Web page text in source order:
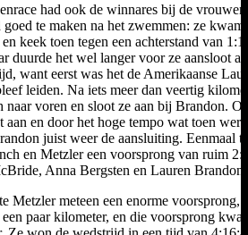
had ook de winnares bij de
te maken na het zwemmen: ze kwam
keek toen tegen een achterstand van
duurde het wel langer voor ze aansloot
want eerst was het de Amerikaanse
leiden. Na iets meer dan veertig
naar voren en sloot ze aan bij Brandon.
en door het hoge tempo wat toen werd
juist weer de aansluiting. Eenmaal
en Metzler een voorsprong van ruim
Anna Bergsten en Lauren Brandon.
Metzler meteen een enorme voorsprong,
paar kilometer, en die voorsprong